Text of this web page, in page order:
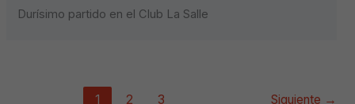
Durísimo partido en el Club La Salle
1 2 3 Siguiente →